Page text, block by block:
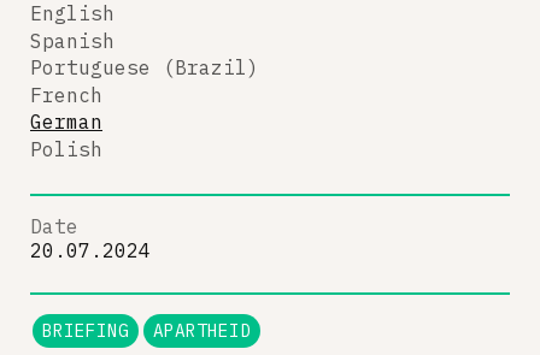
English
Spanish
Portuguese (Brazil)
French
German
Polish
Date
20.07.2024
BRIEFING APARTHEID